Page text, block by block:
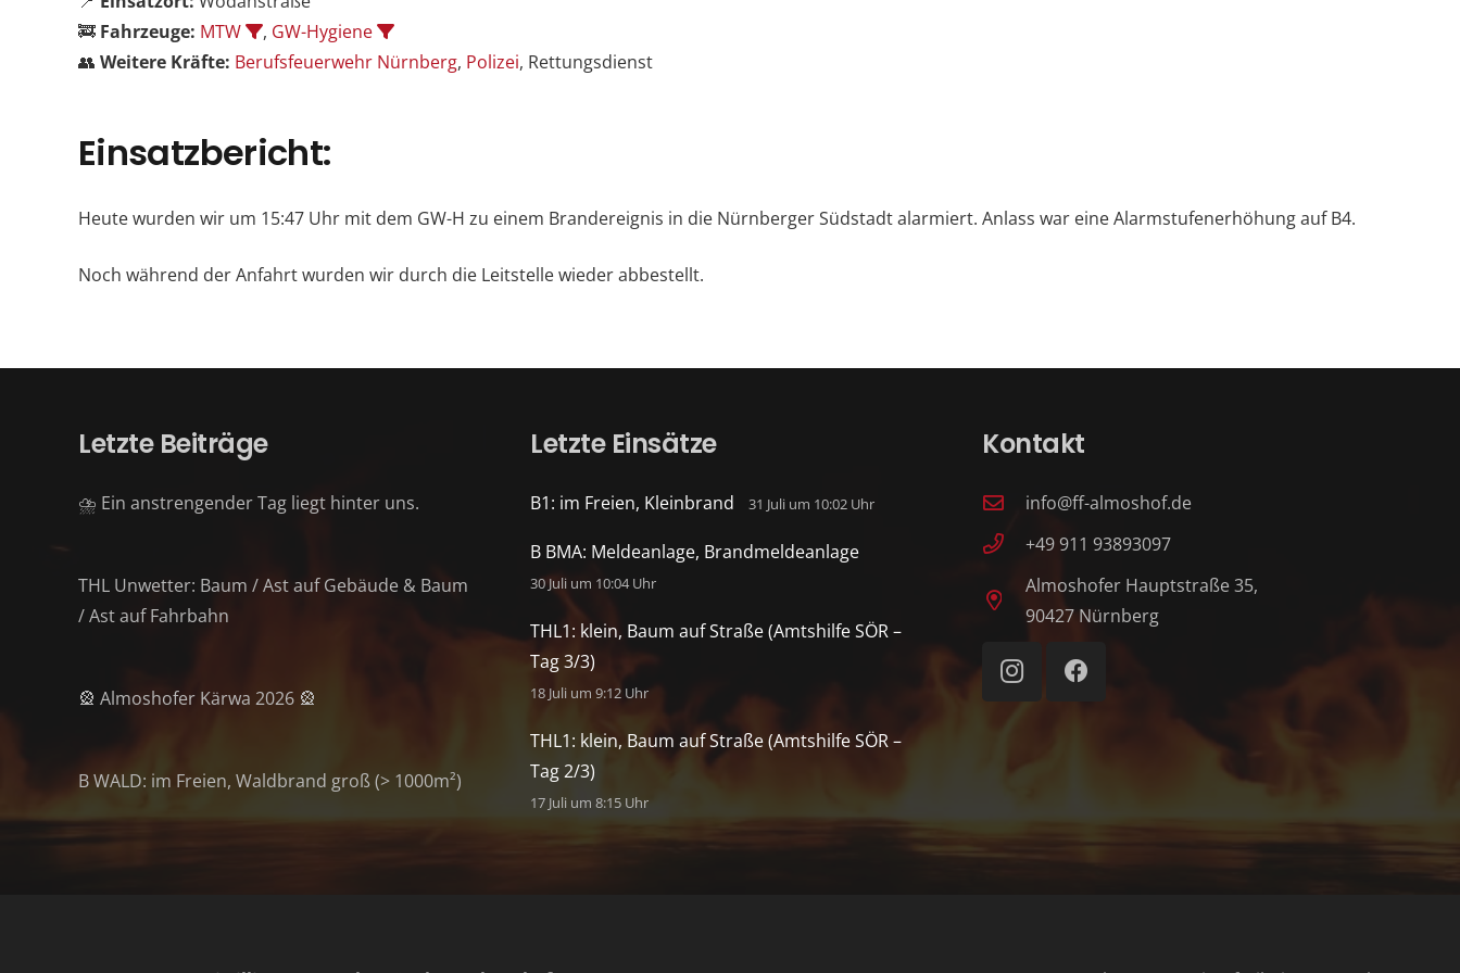
🚒 Fahrzeuge: MTW , GW-Hygiene
👥 Weitere Kräfte: Berufsfeuerwehr Nürnberg, Polizei, Rettungsdienst
Einsatzbericht:
Heute wurden wir um 15:47 Uhr mit dem GW-H zu einem Brandereignis in die Nürnberger Südstadt alarmiert. Anlass war eine Alarmstufenerhöhung auf B4.
Noch während der Anfahrt wurden wir durch die Leitstelle wieder abbestellt.
Letzte Beiträge
⛈️ Ein anstrengender Tag liegt hinter uns.
THL Unwetter: Baum / Ast auf Gebäude & Baum
/ Ast auf Fahrbahn
🎡 Almoshofer Kärwa 2026 🎡
B WALD: im Freien, Waldbrand groß (> 1000m²)
Letzte Einsätze
B1: im Freien, Kleinbrand 31 Juli um 10:02 Uhr
B BMA: Meldeanlage, Brandmeldeanlage
30 Juli um 10:04 Uhr
THL1: klein, Baum auf Straße (Amtshilfe SÖR –
Tag 3/3)
18 Juli um 9:12 Uhr
THL1: klein, Baum auf Straße (Amtshilfe SÖR –
Tag 2/3)
17 Juli um 8:15 Uhr
Kontakt
info@ff-almoshof.de
+49 911 93893097
Almoshofer Hauptstraße 35,
90427 Nürnberg